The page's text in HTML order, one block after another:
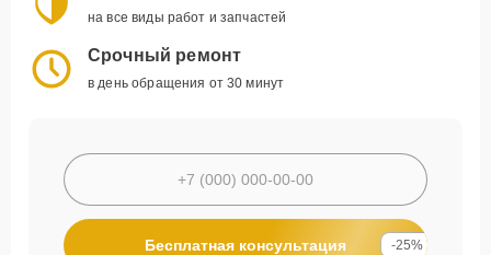
на все виды работ и запчастей
Срочный ремонт
в день обращения от 30 минут
Бесплатная консультация -25%